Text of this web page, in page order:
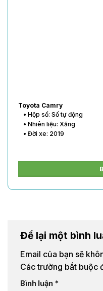
Toyota Vios
• Hộp số: Số tự động
• Nhiên liệu: Xăng
• Đời xe: 2020
Để lại một bình
Email của bạn sẽ
Các trường bắt buộc
Bình luận *